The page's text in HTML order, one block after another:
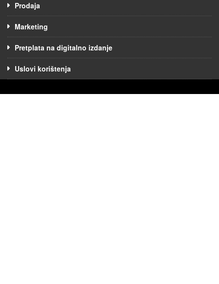
Prodaja
Marketing
Pretplata na digitalno izdanje
Uslovi korištenja